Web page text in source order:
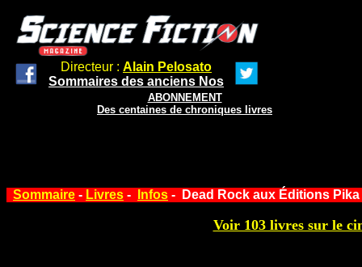
Directeur : Alain Pelosato
Sommaires des anciens Nos
ABONNEMENT
Des centaines de chroniques livres
Sommaire - Livres - Infos - Dead Rock aux Éditions Pika
Voir 103 livres sur le